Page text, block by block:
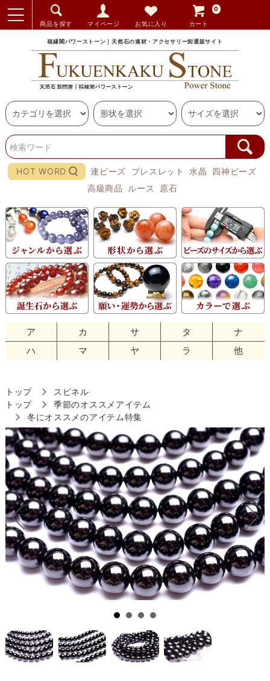
商品を探す マイページ お気に入り カート
0
福縁閣パワーストーン｜天然石の連材・アクセサリー卸通販サイト
HOT WORD 連ビーズ ブレスレット 水晶
四神ビーズ
高級商品
ルース 原石
ア カ サ タ
ナ
ハ
マ ヤ ラ 他
トップ
スピネル
トップ
季節のオススメアイテム
冬にオススメのアイテム特集